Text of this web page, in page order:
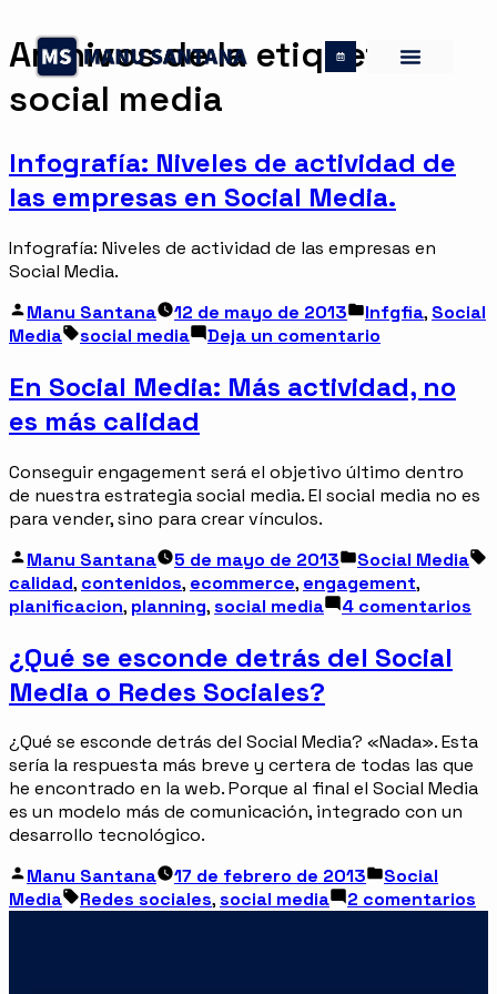
Archivos de la etiqueta:
social media
Infografía: Niveles de actividad de
las empresas en Social Media.
Infografía: Niveles de actividad de las empresas en
Social Media.
Manu Santana
12 de mayo de 2013 Infgfia, Social
Media
social media Deja un comentario
En Social Media: Más actividad, no
es más calidad
Conseguir engagement será el objetivo último dentro
de nuestra estrategia social media. El social media no es
para vender, sino para crear vínculos.
Manu Santana
5 de mayo de 2013
Social Media
calidad, contenidos, ecommerce, engagement,
planificacion, planning,social media 4 comentarios
¿Qué se esconde detrás del Social
Media o Redes Sociales?
¿Qué se esconde detrás del Social Media? «Nada». Esta
sería la respuesta más breve y certera de todas las que
he encontrado en la web. Porque al final el Social Media
es un modelo más de comunicación, integrado con un
desarrollo tecnológico.
Manu Santana
17 de febrero de 2013
Social
Media
Redes sociales,social media 2 comentarios